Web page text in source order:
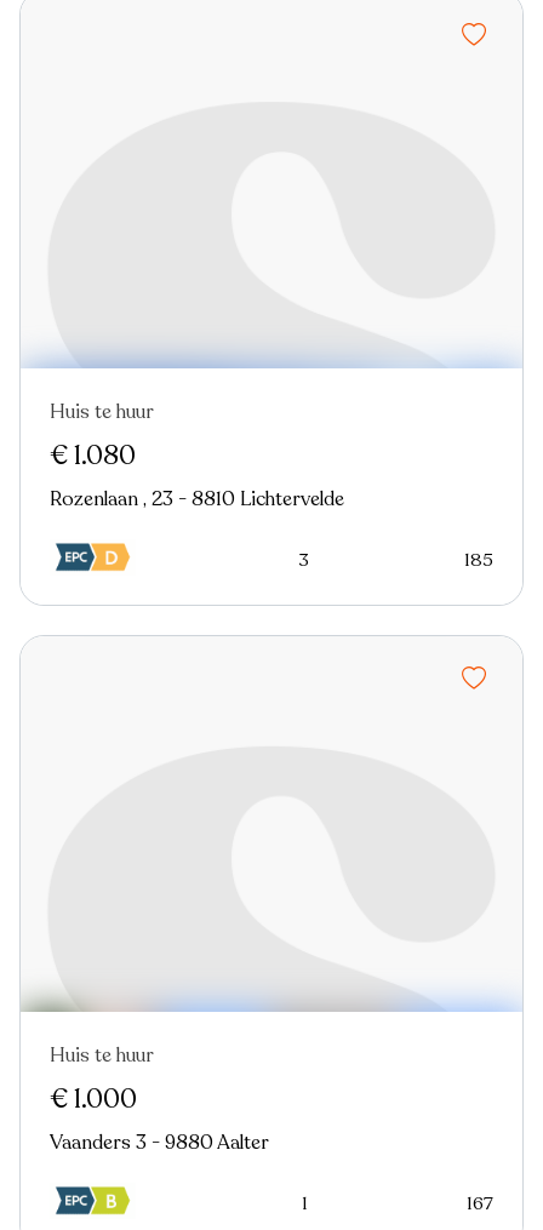
Nieuw
Huis te huur
€ 1.080
Rozenlaan , 23 - 8810 Lichtervelde
3 185
Nieuw
Huis te huur
€ 1.000
Vaanders 3 - 9880 Aalter
1 167